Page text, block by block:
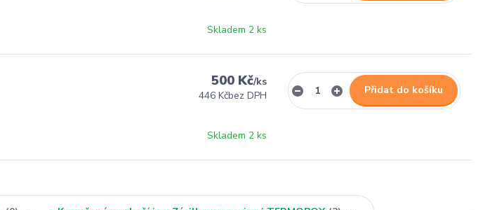
Skladem 2 ks
500 Kč/ks
446 Kčbez DPH
Skladem 2 ks
Přidat do košíku